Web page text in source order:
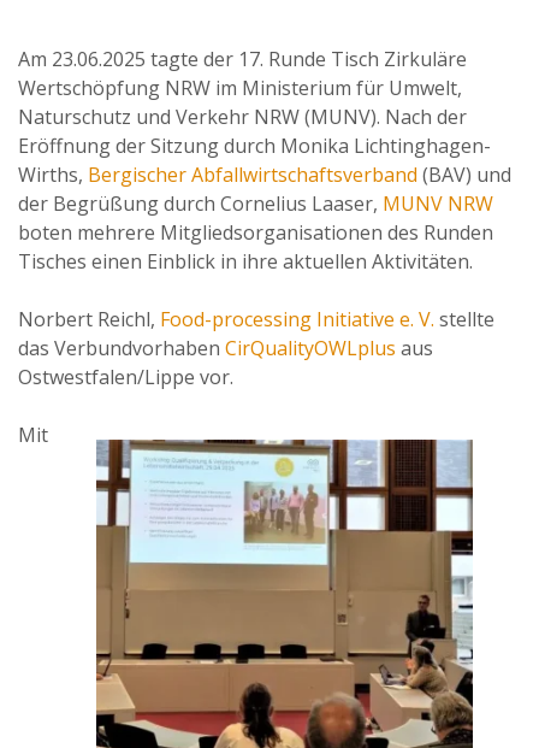
Am 23.06.2025 tagte der 17. Runde Tisch Zirkuläre
Wertschöpfung NRW im Ministerium für Umwelt,
Naturschutz und Verkehr NRW (MUNV). Nach der
Eröffnung der Sitzung durch Monika Lichtinghagen-
Wirths, Bergischer Abfallwirtschaftsverband (BAV) und
der Begrüßung durch Cornelius Laaser, MUNV NRW
boten mehrere Mitgliedsorganisationen des Runden
Tisches einen Einblick in ihre aktuellen Aktivitäten.
Norbert Reichl, Food-processing Initiative e. V. stellte
das Verbundvorhaben CirQualityOWLplus aus
Ostwestfalen/Lippe vor.
Mit